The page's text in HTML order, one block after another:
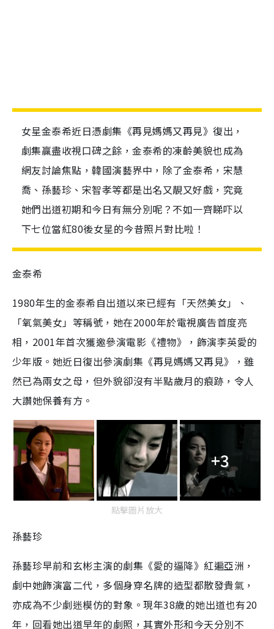
女星金泰希近日憑劇集《再見媽媽又再見》復出，
劇集贏盡收視口碑之餘，金泰希的凍齡美貌也成為
網友討論焦點，韓國演藝界中，除了金泰希，宋慧
喬、孫藝珍、宋智孝等都是出名又靚又好戲，究竟
她們出道初期和今日有無分別呢？不如一齊睇吓以
下七位當紅80後女星的今昔照片對比啦！
金泰希
1980年生的金泰希自出道以來已經有「天然美女」、
「氧氣美女」等稱號，她在2000年於電視廣告首度亮
相， 2001年首次獲邀參演電影《禮物》，飾演李英愛的
少年版。她近日復出參演劇集《再見媽媽又再見》，雖
然已為兩女之母，但外貌卻沒有半點歲月的痕跡，令人
大讚她保養有方。
+3
點擊圖片放大
孫藝珍
孫藝珍早前和玄彬主演的劇集《愛的逼降》紅遍亞洲，
劇中她飾演富二代，多個身穿名牌的造型都散發貴氣，
亦成為不少劇迷模仿的對象。現年38歲的她出道也有20
年，回看她出道早年的劇照，其實外形和今天分別不